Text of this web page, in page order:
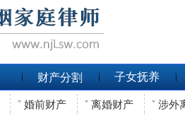
财产分割 子女抚养
婚前财产 离婚财产
涉外